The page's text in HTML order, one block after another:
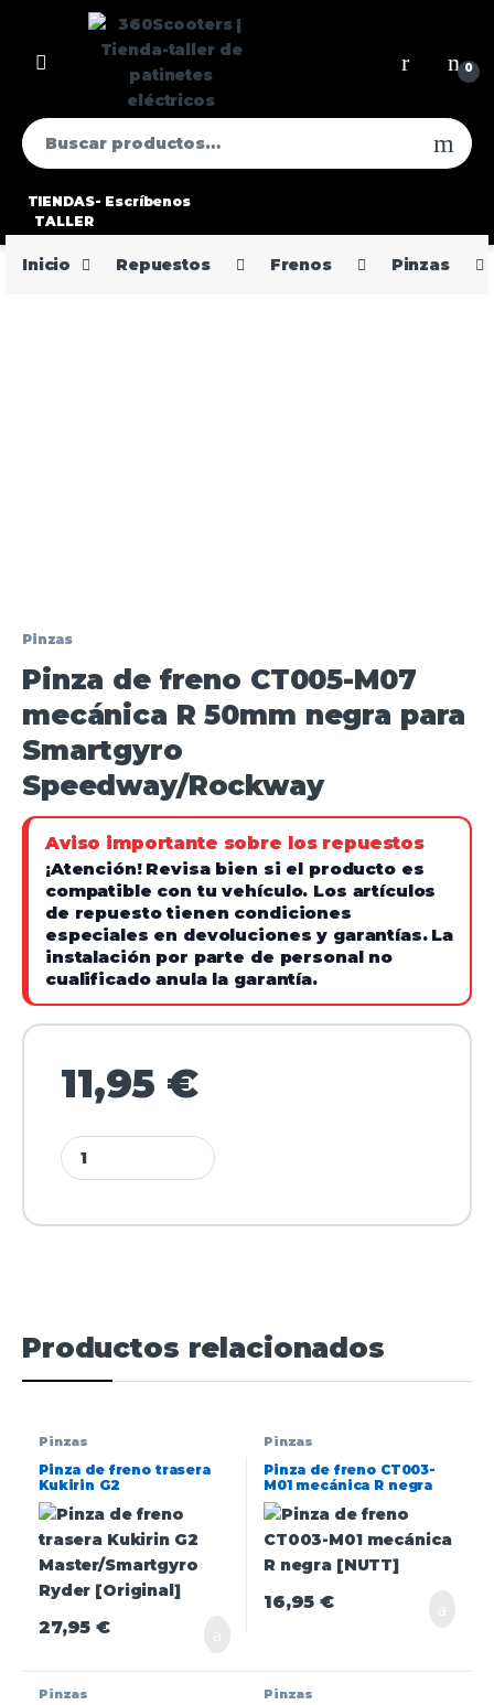
0
TIENDAS-
TALLER
Escríbenos
Inicio Repuestos Frenos Pinzas
Pinzas
Pinza de freno CT005-M07
mecánica R 50mm negra para
Smartgyro
Speedway/Rockway
Aviso importante sobre los repuestos
¡Atención! Revisa bien si el producto es
compatible con tu vehículo. Los artículos
de repuesto tienen condiciones
especiales en devoluciones y garantías. La
instalación por parte de personal no
cualificado anula la garantía.
11,95 €
Productos relacionados
Pinzas
Pinza de freno trasera
Kukirin G2
Master/Smartgyro Ryder
[Original]
27,95€
Pinzas
Pinza de freno CT003-
M01 mecánica R negra
[NUTT]
16,95€
Pinzas Pinzas